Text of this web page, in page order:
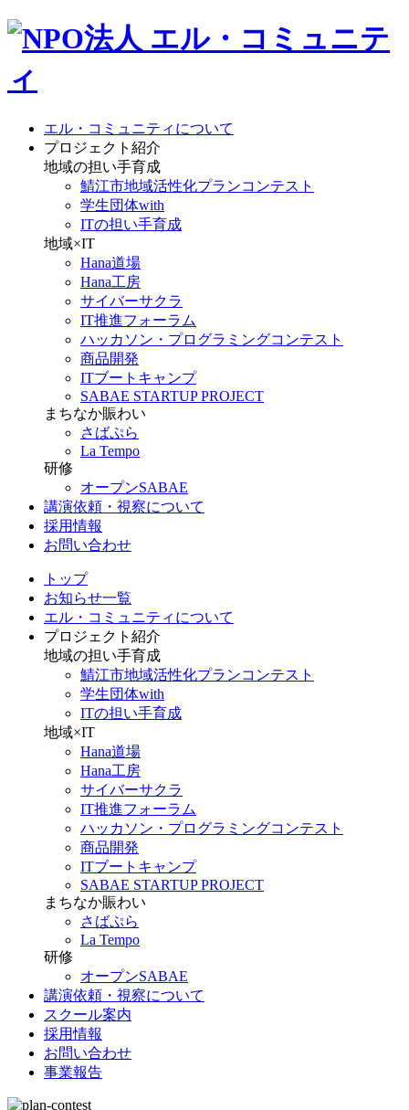
エル・コミュニティについて
プロジェクト紹介
地域の担い手育成
鯖江市地域活性化プランコンテスト
学生団体with
ITの担い手育成
地域×IT
Hana道場
Hana工房
サイバーサクラ
IT推進フォーラム
ハッカソン・プログラミングコンテスト
商品開発
ITブートキャンプ
SABAE STARTUP PROJECT
まちなか賑わい
さばぷら
La Tempo
研修
オープンSABAE
講演依頼・視察について
採用情報
お問い合わせ
トップ
お知らせ一覧
エル・コミュニティについて
プロジェクト紹介
地域の担い手育成
鯖江市地域活性化プランコンテスト
学生団体with
ITの担い手育成
地域×IT
Hana道場
Hana工房
サイバーサクラ
IT推進フォーラム
ハッカソン・プログラミングコンテスト
商品開発
ITブートキャンプ
SABAE STARTUP PROJECT
まちなか賑わい
さばぷら
La Tempo
研修
オープンSABAE
講演依頼・視察について
スクール案内
採用情報
お問い合わせ
事業報告